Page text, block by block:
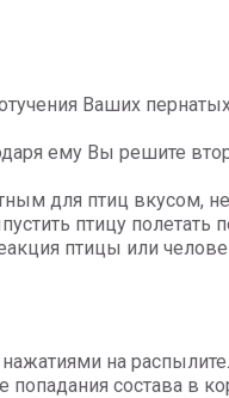
Ваших
ему Вы решите
для птиц вкусом,
птицу
птицы или
на
попадания состава в